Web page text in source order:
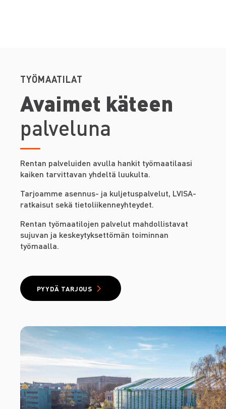
TYÖMAATILAT
Avaimet käteen
palveluna
Rentan palveluiden avulla hankit työmaatilaasi
kaiken tarvittavan yhdeltä luukulta.
Tarjoamme asennus- ja kuljetuspalvelut, LVISA-
ratkaisut sekä tietoliikenneyhteydet.
Rentan työmaatilojen palvelut mahdollistavat
sujuvan ja keskeytyksettömän toiminnan
työmaalla.
PYYDÄ TARJOUS